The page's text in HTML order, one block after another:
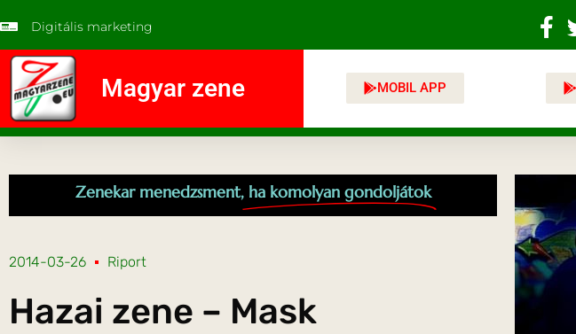
Digitális marketing
Magyar zene MOBIL APP
Zenekar menedzsment, ha komolyan gondoljátok
2014-03-26 Riport
Hazai zene – Mask